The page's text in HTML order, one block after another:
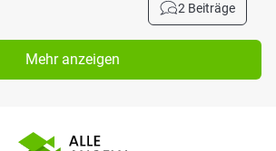
2 Beiträge
Mehr anzeigen